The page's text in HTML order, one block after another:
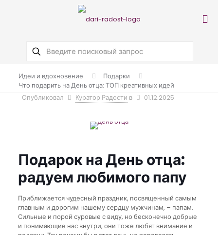
Идеи и вдохновение
Подарки
Что подарить на День отца: ТОП креативных идей
Опубликовал
Куратор Радости в 01.12.2025
Подарок на День отца:
радуем любимого папу
Приближается чудесный праздник, посвященный самым
главным и дорогим нашему сердцу мужчинам, – папам.
Сильные и порой суровые с виду, но бесконечно добрые
и понимающие нас внутри, они тоже любят внимание и